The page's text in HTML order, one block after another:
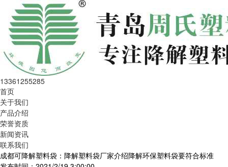
13361255285
首页
关于我们
产品介绍
荣誉资质
新闻资讯
联系我们
成都可降解塑料袋：降解塑料袋厂家介绍降解环保塑料袋要符合标准